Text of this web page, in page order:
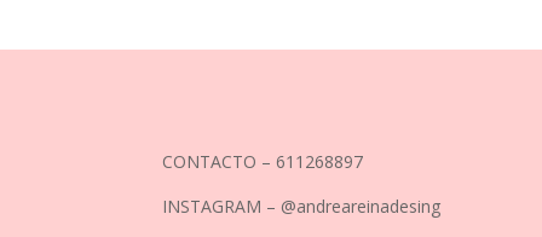
CONTACTO – 611268897
INSTAGRAM – @andreareinadesing